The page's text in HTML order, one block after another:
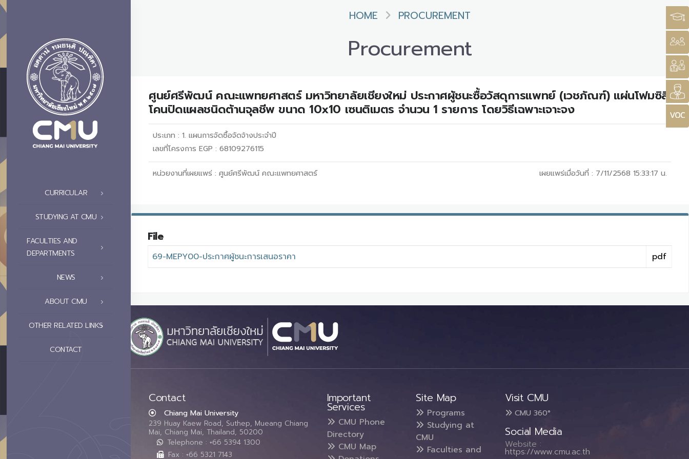
CURRICULAR
STUDYING AT CMU
FACULTIES AND
DEPARTMENTS
NEWS
ABOUT CMU
OTHER RELATED LINKS
CONTACT
HOME PROCUREMENT
Procurement
ศูนย์ศรีพัฒน์ คณะแพทยศาสตร์ มหาวิทยาลัยเชียงใหม่ ประกาศผู้ชนะซื้อวัสดุการแพทย์ (เวชภัณฑ์) แผ่นโฟมซิลิ
โคนปิดแผลชนิดต้านจุลชีพ ขนาด 10x10 เซนติเมตร จำนวน 1 รายการ โดยวิธีเฉพาะเจาะจง
ประเภท : 1. แผนการจัดซื้อจัดจ้างประจำปี
เลขที่โครงการ EGP : 68109276115
หน่วยงานที่เผยแพร่ : ศูนย์ศรีพัฒน์ คณะแพทยศาสตร์ เผยแพร่เมื่อวันที่ : 7/11/2568 15:33:17 น.
File
69-MEPY00-ประกาศผู้ชนะการเสนอราคา pdf
Contact
Chiang Mai University
239 Huay Kaew Road, Suthep, Mueang Chiang
Mai, Chiang Mai, Thailand, 50200
Telephone : +66 5394 1300
Fax : +66 5321 7143
Important
Services
CMU Phone
Directory
CMU Map
Site Map
Programs
Studying at
CMU
Faculties and
Visit CMU
CMU 360°
Social Media
Website :
https://www.cmu.ac.th